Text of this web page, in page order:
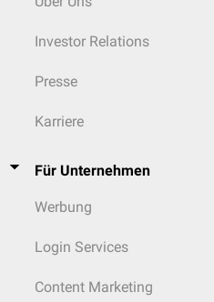
Investor Relations
Presse
Karriere
Für Unternehmen
Werbung
Login Services
Content Marketing